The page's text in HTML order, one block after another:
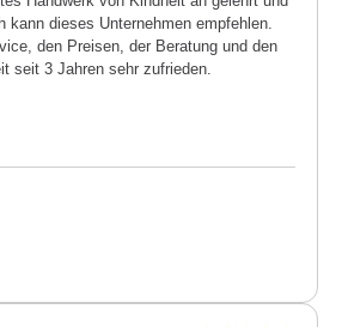
kann dieses Unternehmen empfehlen.
den Preisen, der Beratung und den
seit 3 Jahren sehr zufrieden.